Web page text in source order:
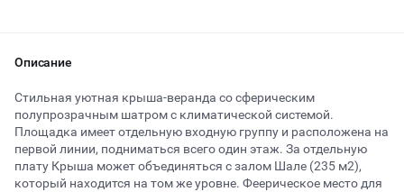
Описание
Стильная уютная крыша-веранда со сферическим
полупрозрачным шатром с климатической системой.
Площадка имеет отдельную входную группу и расположена на
первой линии, подниматься всего один этаж. За отдельную
плату Крыша может объединяться с залом Шале (235 м2),
который находится на том же уровне. Феерическое место для
от 10000 ₽ за час
Тип мероприятия
ВЕЧЕРИНКИ
Начало Окончание